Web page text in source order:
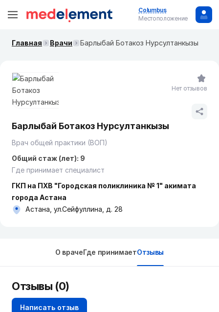
Columbus
Местоположение
Главная Врачи Барлыбай Ботакоз Нурсултанкызы
Барлыбай Ботакоз Нурсултанкызы
Врач общей практики (ВОП)
Общий стаж (лет): 9
Где принимает специалист
ГКП на ПХВ "Городская поликлиника № 1" акимата
города Астана
Астана, ул.Сейфуллина, д. 28
Нет отзывов
О врачеГде принимаетОтзывы
Отзывы (0)
Написать отзыв